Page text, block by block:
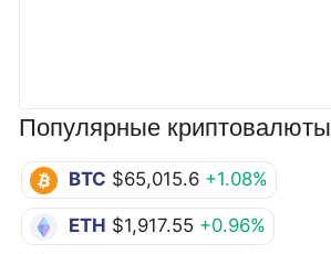
Популярные криптовалюты
BTC $65,015.6 +1.08%
ETH $1,917.55 +0.96%